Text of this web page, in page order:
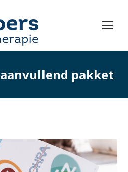
aanvullend pakket